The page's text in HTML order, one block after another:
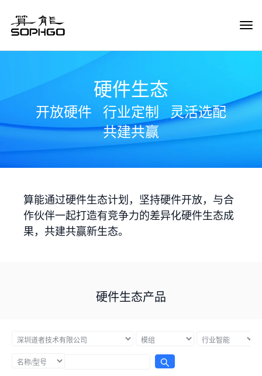
硬件生态
开放硬件 行业定制
灵活选配
共建共赢
算能通过硬件生态计划，坚持硬件开放，与合
作伙伴一起打造有竞争力的差异化硬件生态成
果，共建共赢新生态。
硬件生态产品